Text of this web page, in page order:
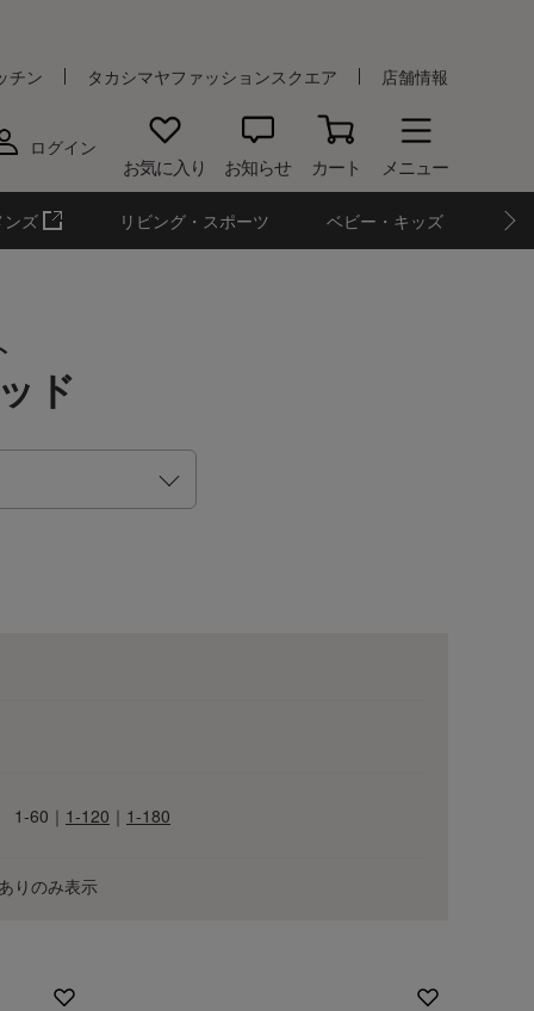
チン タカシマヤファッションスクエア 店舗情報
ログイン
お気に入り お知らせ カート メニュー
ンズ リビング・スポーツ ベビー・キッズ
ド
1-60 ｜ 1-120 ｜ 1-180
りのみ表示